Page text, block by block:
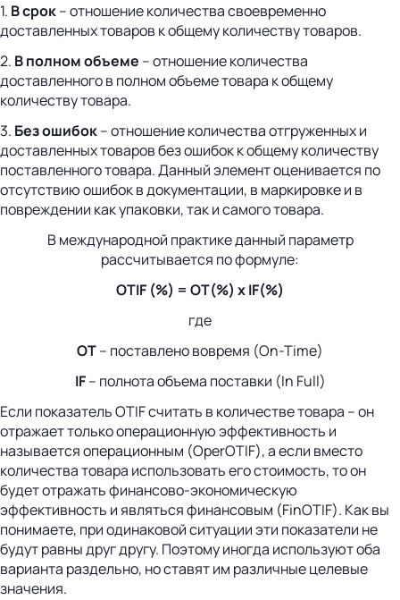
1. В срок– отношение количества своевременно
доставленных товаров к общему количеству товаров.
2. В полном объеме – отношение количества
доставленного в полном объеме товара к общему
количеству товара.
3. Без ошибок– отношение количества отгруженных и
доставленных товаров без ошибок к общему количеству
поставленного товара. Данный элемент оценивается по
отсутствию ошибок в документации, в маркировке и в
повреждении как упаковки, так и самого товара.
В международной практике данный параметр
рассчитывается по формуле:
OTIF (%) = OT(%) x IF(%)
где
ОТ– поставлено вовремя (On-Time)
IF– полнота объема поставки (In Full)
Если показатель OTIF считать в количестве товара – он
отражает только операционную эффективность и
называется операционным (OperOTIF), а если вместо
количества товара использовать его стоимость, то он
будет отражать финансово-экономическую
эффективность и являться финансовым (FinOTIF). Как вы
понимаете, при одинаковой ситуации эти показатели не
будут равны друг другу. Поэтому иногда используют оба
варианта раздельно, но ставят им различные целевые
значения.